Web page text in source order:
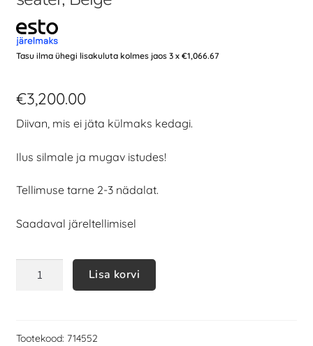
Tasu ilma ühegi lisakuluta kolmes jaos 3 x €1,066.67
€3,200.00
Diivan, mis ei jäta külmaks kedagi.
Ilus silmale ja mugav istudes!
Tellimuse tarne 2-3 nädalat.
Saadaval järeltellimisel
Lisa korvi
Tootekood: 714552